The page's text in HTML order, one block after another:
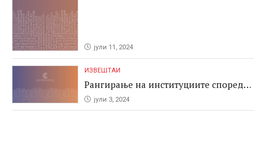
јули 11, 2024
ИЗВЕШТАИ
Рангирање на институциите според
антикорупциските перформаси во
јавните набавки
јули 3, 2024